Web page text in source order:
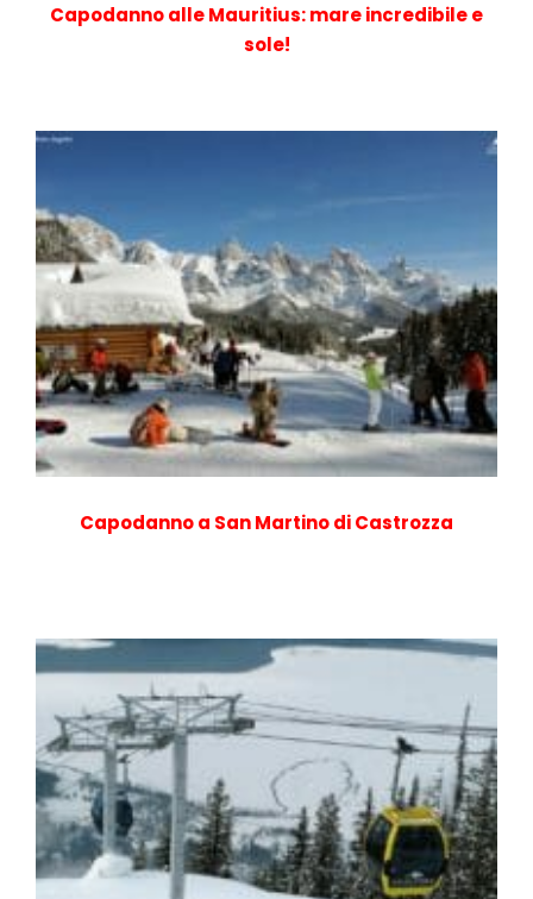
Capodanno alle Mauritius: mare incredibile e
sole!
Capodanno a San Martino di Castrozza